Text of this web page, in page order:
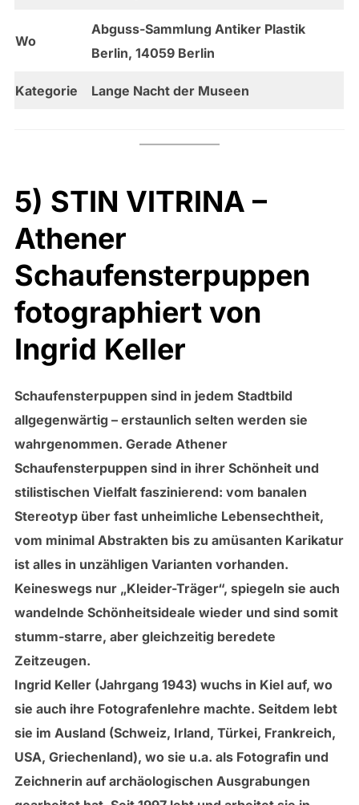
Wo
Abguss-Sammlung Antiker Plastik
Berlin, 14059 Berlin
Kategorie Lange Nacht der Museen
5) STIN VITRINA –
Athener
Schaufensterpuppen
fotographiert von
Ingrid Keller
Schaufensterpuppen sind in jedem Stadtbild
allgegenwärtig – erstaunlich selten werden sie
wahrgenommen. Gerade Athener
Schaufensterpuppen sind in ihrer Schönheit und
stilistischen Vielfalt faszinierend: vom banalen
Stereotyp über fast unheimliche Lebensechtheit,
vom minimal Abstrakten bis zu amüsanten Karikatur
ist alles in unzähligen Varianten vorhanden.
Keineswegs nur „Kleider-Träger“, spiegeln sie auch
wandelnde Schönheitsideale wieder und sind somit
stumm-starre, aber gleichzeitig beredete
Zeitzeugen.
Ingrid Keller (Jahrgang 1943) wuchs in Kiel auf, wo
sie auch ihre Fotografenlehre machte. Seitdem lebt
sie im Ausland (Schweiz, Irland, Türkei, Frankreich,
USA, Griechenland), wo sie u.a. als Fotografin und
Zeichnerin auf archäologischen Ausgrabungen